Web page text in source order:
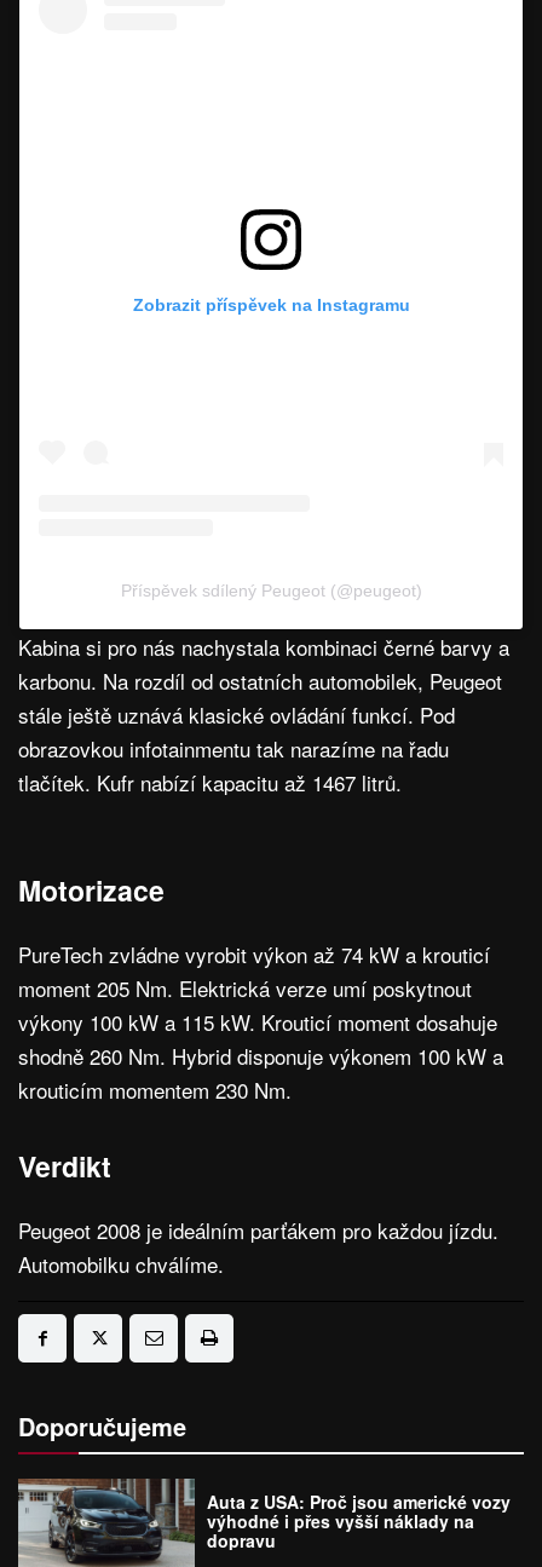
Zobrazit příspěvek na Instagramu
Příspěvek sdílený Peugeot (@peugeot)
Kabina si pro nás nachystala kombinaci černé barvy a
karbonu. Na rozdíl od ostatních automobilek, Peugeot
stále ještě uznává klasické ovládání funkcí. Pod
obrazovkou infotainmentu tak narazíme na řadu
tlačítek. Kufr nabízí kapacitu až 1467 litrů.
Motorizace
PureTech zvládne vyrobit výkon až 74 kW a krouticí
moment 205 Nm. Elektrická verze umí poskytnout
výkony 100 kW a 115 kW. Krouticí moment dosahuje
shodně 260 Nm. Hybrid disponuje výkonem 100 kW a
krouticím momentem 230 Nm.
Verdikt
Peugeot 2008 je ideálním parťákem pro každou jízdu.
Automobilku chválíme.
Doporučujeme
Auta z USA: Proč jsou americké vozy
výhodné i přes vyšší náklady na
dopravu